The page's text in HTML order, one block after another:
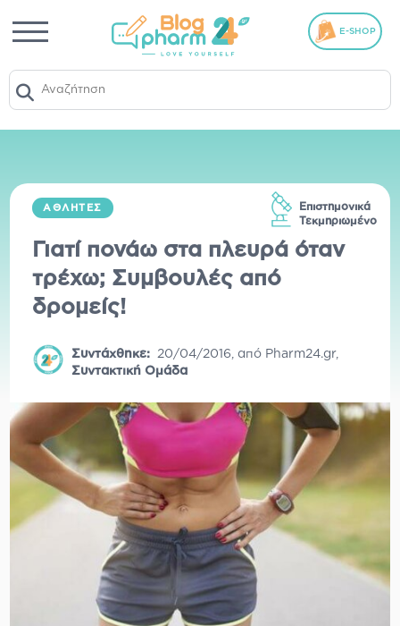
E-SHOP
ΑΘΛΗΤΈΣ
Γιατί πονάω στα πλευρά όταν
τρέχω; Συμβουλές από
δρομείς!
Συντάχθηκε: 20/04/2016,από Pharm24.gr,
Συντακτική Ομάδα
Επιστημονικά
Τεκμηριωμένο